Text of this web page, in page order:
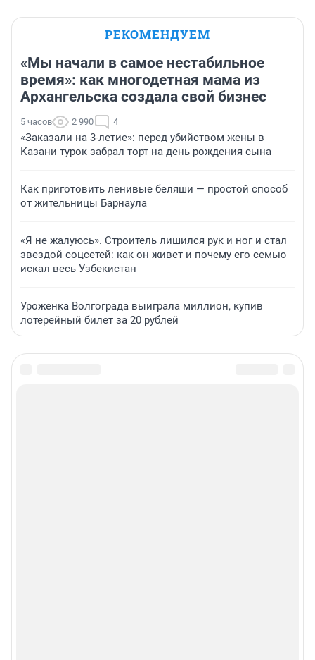
РЕКОМЕНДУЕМ
«Мы начали в самое нестабильное
время»: как многодетная мама из
Архангельска создала свой бизнес
5 часов 2 990 4
«Заказали на 3-летие»: перед убийством жены в
Казани турок забрал торт на день рождения сына
Как приготовить ленивые беляши — простой способ
от жительницы Барнаула
«Я не жалуюсь». Строитель лишился рук и ног и стал
звездой соцсетей: как он живет и почему его семью
искал весь Узбекистан
Уроженка Волгограда выиграла миллион, купив
лотерейный билет за 20 рублей